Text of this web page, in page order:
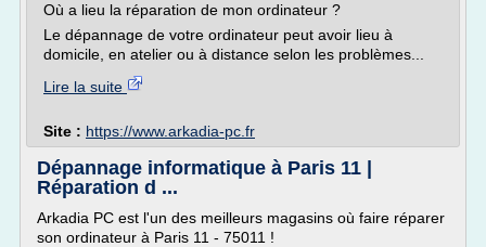
Où a lieu la réparation de mon ordinateur ?
Le dépannage de votre ordinateur peut avoir lieu à
domicile, en atelier ou à distance selon les problèmes...
Lire la suite
Site : https://www.arkadia-pc.fr
Dépannage informatique à Paris 11 |
Réparation d ...
Arkadia PC est l'un des meilleurs magasins où faire réparer
son ordinateur à Paris 11 - 75011 !